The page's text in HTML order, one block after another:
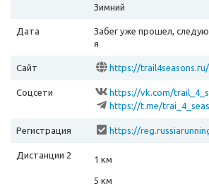
Зимний
Дата
Забег уже прошел,
я
Сайт https://trail4seasons.ru/
Соцсети
https://vk.com/
https://t.me/
Регистрация
https://
Дистанции 2
1 км
5 км